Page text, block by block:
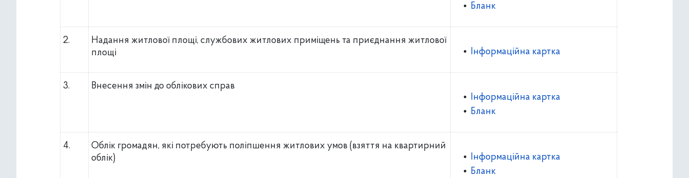
• Бланк
2.
Надання житлової площі, службових житлових приміщень та приєднання житлової
площі
• Інформаційна картка
3. Внесення змін до облікових справ
• Інформаційна картка
• Бланк
4.
Облік громадян, які потребують поліпшення житлових умов (взяття на квартирний
облік)
• Інформаційна картка
• Бланк